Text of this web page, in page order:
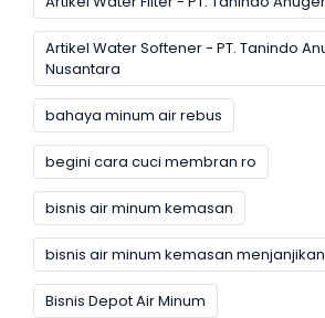
Artikel Water Softener - PT. Tanindo
Nusantara
bahaya minum air rebus
begini cara cuci membran ro
bisnis air minum kemasan
bisnis air minum kemasan menjanjikan
Bisnis Depot Air Minum